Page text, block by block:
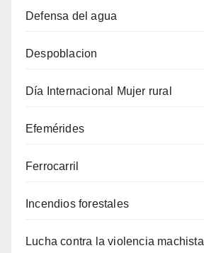
Defensa del agua
Despoblacion
Día Internacional Mujer rural
Efemérides
Ferrocarril
Incendios forestales
Lucha contra la violencia machista